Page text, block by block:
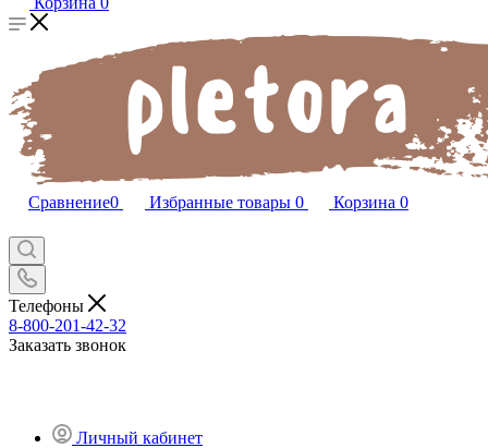
Сравнение0 Избранные товары 0 Корзина 0
Телефоны
8-800-201-42-32
Заказать звонок
Личный кабинет